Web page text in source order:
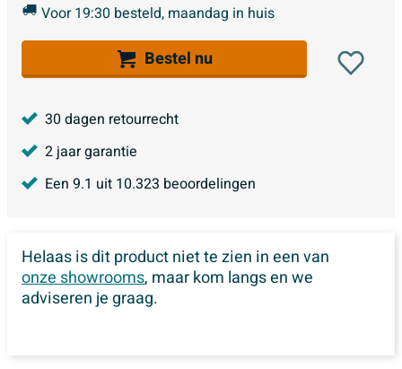
Voor 19:30 besteld, maandag in huis
Bestel nu
30 dagen retourrecht
2 jaar garantie
Een 9.1 uit 10.323 beoordelingen
Helaas is dit product niet te zien in een van
onze showrooms, maar kom langs en we
adviseren je graag.